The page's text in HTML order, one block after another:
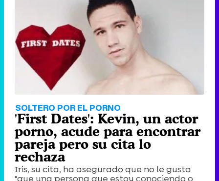
SOLTERO POR EL PORNO
'First Dates': Kevin, un actor
porno, acude para encontrar
pareja pero su cita lo
rechaza
Iris, su cita, ha asegurado que no le gusta
"que una persona que estoy conociendo o